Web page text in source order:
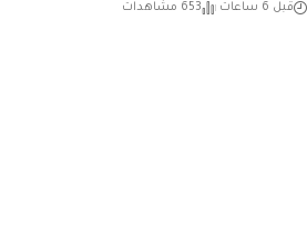
قبل 6 ساعات 653 مشاهدات